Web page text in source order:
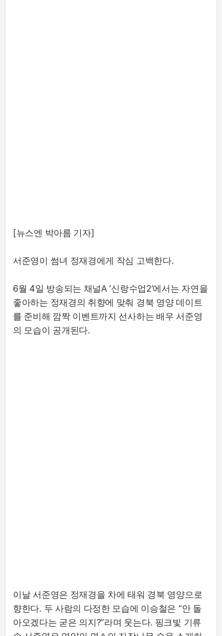
[뉴스엔 박아름 기자]
서준영이 썸녀 정재경에게 작심 고백한다.
6월 4일 방송되는 채널A ‘신랑수업2’에서는 자연을
좋아하는 정재경의 취향에 맞춰 경북 영양 데이트
를 준비해 깜짝 이벤트까지 선사하는 배우 서준영
의 모습이 공개된다.
이날 서준영은 정재경을 차에 태워 경북 영양으로
향한다. 두 사람의 다정한 모습에 이승철은 “안 돌
아오겠다는 굳은 의지?”라며 웃는다. 핑크빛 기류